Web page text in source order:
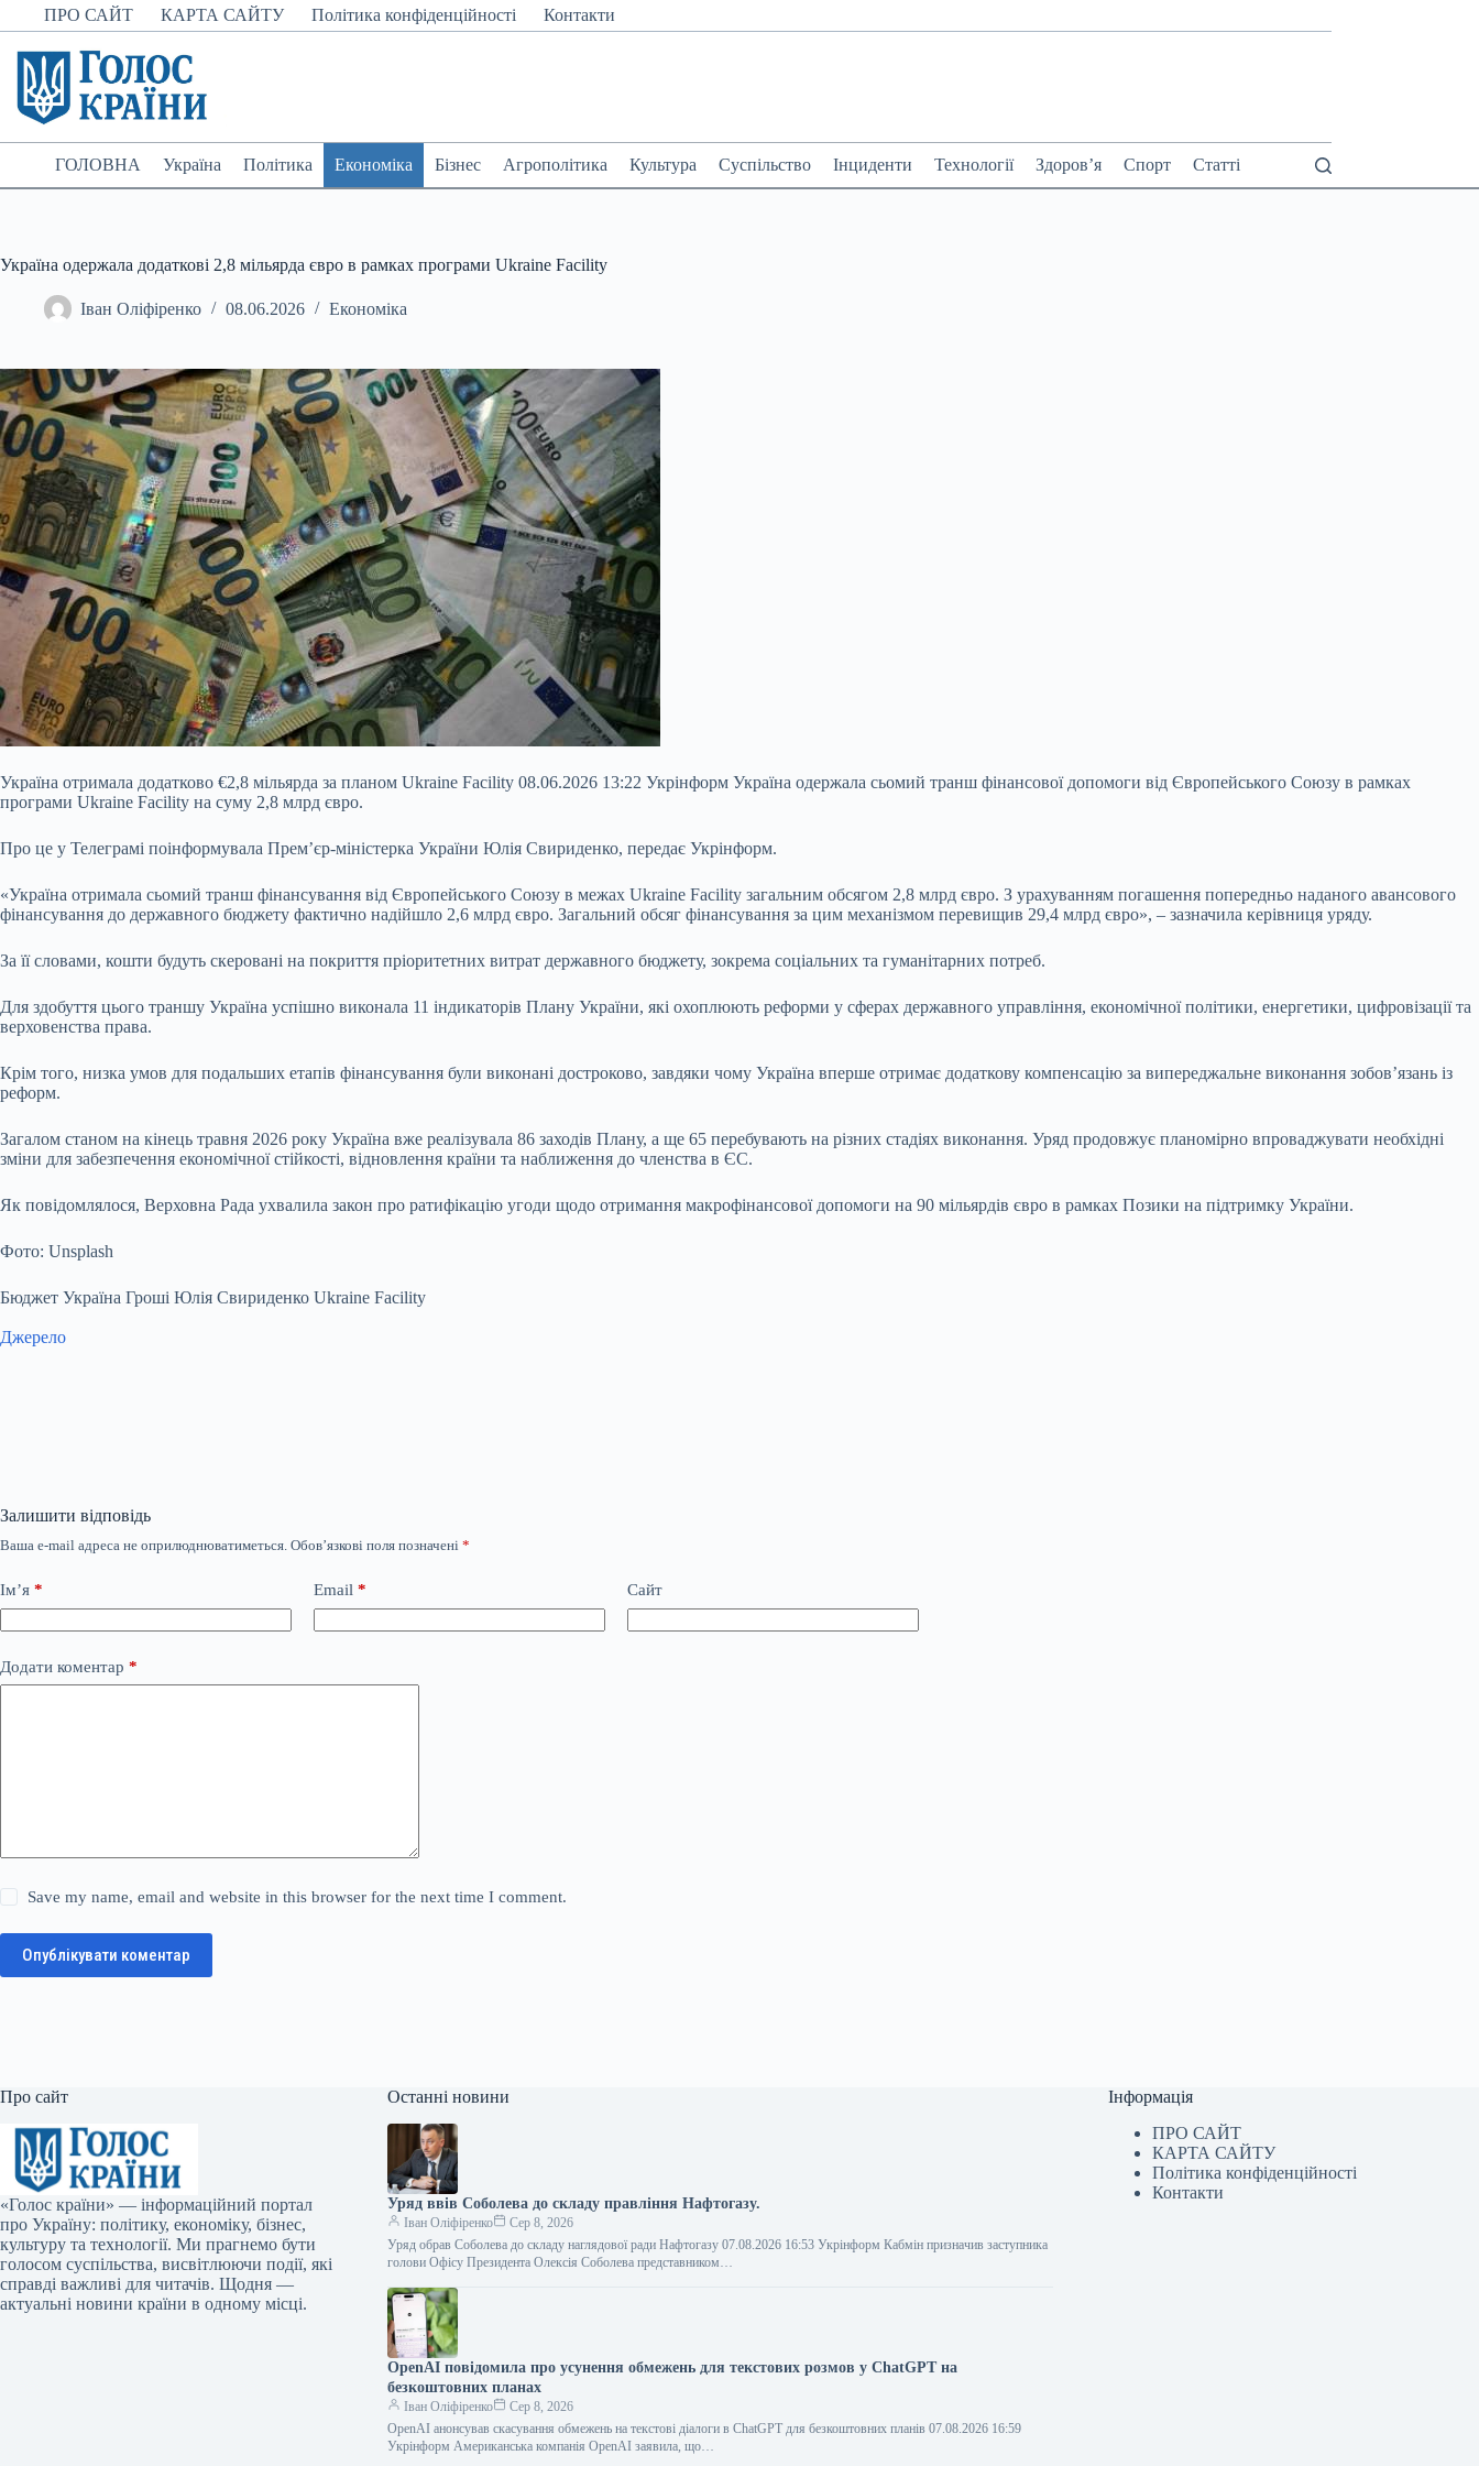
Перейти
до
вмісту
ПРО САЙТ КАРТА САЙТУ Політика конфіденційності Контакти
ГОЛОВНА Україна Політика Економіка Бізнес Агрополітика Культура Суспільство Інциденти Технології Здоров’я Спорт Статті
Україна одержала додаткові 2,8 мільярда євро в рамках програми Ukraine Facility
Іван Оліфіренко 08.06.2026 Економіка
Україна отримала додатково €2,8 мільярда за планом Ukraine Facility 08.06.2026 13:22 Укрінформ Україна одержала сьомий транш фінансової допомоги від Європейського Союзу в рамках
програми Ukraine Facility на суму 2,8 млрд євро.
Про це у Телеграмі поінформувала Прем’єр-міністерка України Юлія Свириденко, передає Укрінформ.
«Україна отримала сьомий транш фінансування від Європейського Союзу в межах Ukraine Facility загальним обсягом 2,8 млрд євро. З урахуванням погашення попередньо наданого авансового
фінансування до державного бюджету фактично надійшло 2,6 млрд євро. Загальний обсяг фінансування за цим механізмом перевищив 29,4 млрд євро», – зазначила керівниця уряду.
За її словами, кошти будуть скеровані на покриття пріоритетних витрат державного бюджету, зокрема соціальних та гуманітарних потреб.
Для здобуття цього траншу Україна успішно виконала 11 індикаторів Плану України, які охоплюють реформи у сферах державного управління, економічної політики, енергетики, цифровізації та
верховенства права.
Крім того, низка умов для подальших етапів фінансування були виконані достроково, завдяки чому Україна вперше отримає додаткову компенсацію за випереджальне виконання зобов’язань із
реформ.
Загалом станом на кінець травня 2026 року Україна вже реалізувала 86 заходів Плану, а ще 65 перебувають на різних стадіях виконання. Уряд продовжує планомірно впроваджувати необхідні
зміни для забезпечення економічної стійкості, відновлення країни та наближення до членства в ЄС.
Як повідомлялося, Верховна Рада ухвалила закон про ратифікацію угоди щодо отримання макрофінансової допомоги на 90 мільярдів євро в рамках Позики на підтримку України.
Фото: Unsplash
Бюджет Україна Гроші Юлія Свириденко Ukraine Facility
Джерело
Залишити відповідь
Ваша e-mail адреса не оприлюднюватиметься. Обов’язкові поля позначені *
Ім’я * Email * Сайт
Додати коментар *
Save my name, email and website in this browser for the next time I comment.
Опублікувати коментар
Про сайт
«Голос країни» — інформаційний портал
про Україну: політику, економіку, бізнес,
культуру та технології. Ми прагнемо бути
голосом суспільства, висвітлюючи події, які
справді важливі для читачів. Щодня —
актуальні новини країни в одному місці.
Останні новини
Уряд ввів Соболева до складу правління Нафтогазу.
Іван Оліфіренко
Сер 8, 2026
Уряд обрав Соболева до складу наглядової ради Нафтогазу 07.08.2026 16:53 Укрінформ Кабмін призначив заступника
голови Офісу Президента Олексія Соболева представником…
OpenAI повідомила про усунення обмежень для текстових розмов у ChatGPT на
безкоштовних планах
Іван Оліфіренко
Сер 8, 2026
OpenAI анонсував скасування обмежень на текстові діалоги в ChatGPT для безкоштовних планів 07.08.2026 16:59
Укрінформ Американська компанія OpenAI заявила, що…
Інформація
ПРО САЙТ
КАРТА САЙТУ
Політика конфіденційності
Контакти